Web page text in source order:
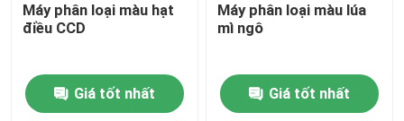
Máy phân loại màu lúa mì
Máy phân loại màu hạt
điều CCD
Giá tốt nhất
Máy phân loại màu lúa
mì ngô
Giá tốt nhất